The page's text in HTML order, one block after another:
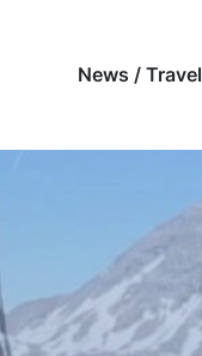
News / Travel